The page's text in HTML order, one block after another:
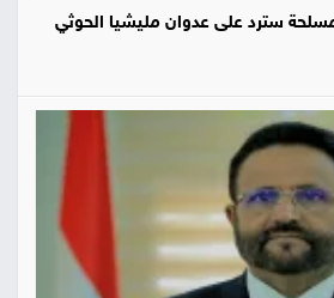
سترد على عدوان مليشيا الحوثي